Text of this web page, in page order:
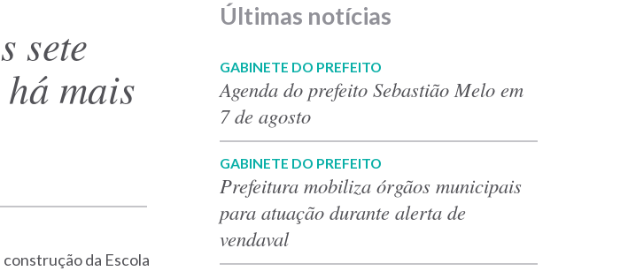
sete
mais
da Escola
Últimas notícias
GABINETE DO PREFEITO
Agenda do prefeito Sebastião Melo em
7 de agosto
GABINETE DO PREFEITO
Prefeitura mobiliza órgãos municipais
para atuação durante alerta de
vendaval